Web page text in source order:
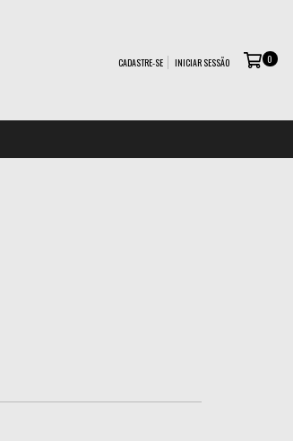
CADASTRE-SE INICIAR SESSÃO 0